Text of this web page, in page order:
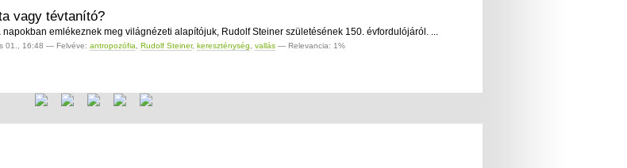
vagy tévtanító?
emlékeznek meg világnézeti alapítójuk, Rudolf Steiner születésének 150. évfordulójáról. ...
01., 16:48 — Felvéve: antropozófia, Rudolf Steiner, kereszténység, vallás — Relevancia: 1%